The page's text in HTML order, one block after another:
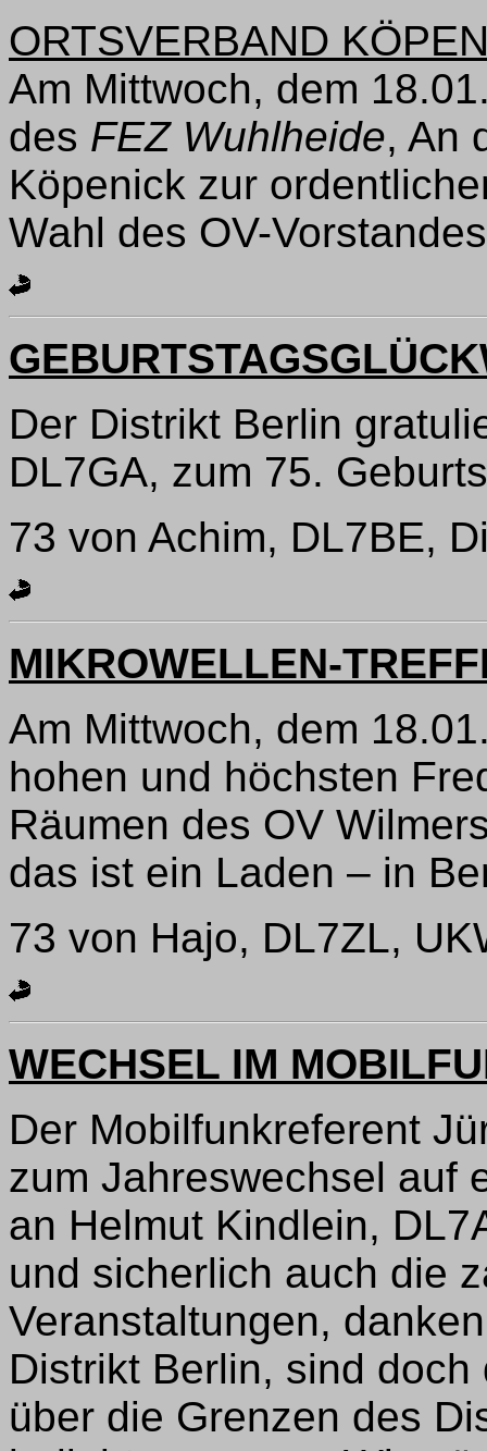
ORTSVERBAND
Am Mittwoch, dem
des FEZ Wuhlheide, An
Köpenick zur
Wahl des OV-
Der Distrikt Berlin
DL7GA, zum 75.
73 von Achim, DL7BE,
MIKROWELLEN-
Am Mittwoch, dem
hohen und höchsten
Räumen des OV
das ist ein Laden – in
73 von Hajo, DL7ZL,
WECHSEL IM
Der Mobilfunkreferent
zum Jahreswechsel auf
an Helmut Kindlein,
und sicherlich auch die
Veranstaltungen,
Distrikt Berlin, sind
über die Grenzen des